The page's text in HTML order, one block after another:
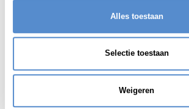
Alles toestaan
Selectie toestaan
Weigeren